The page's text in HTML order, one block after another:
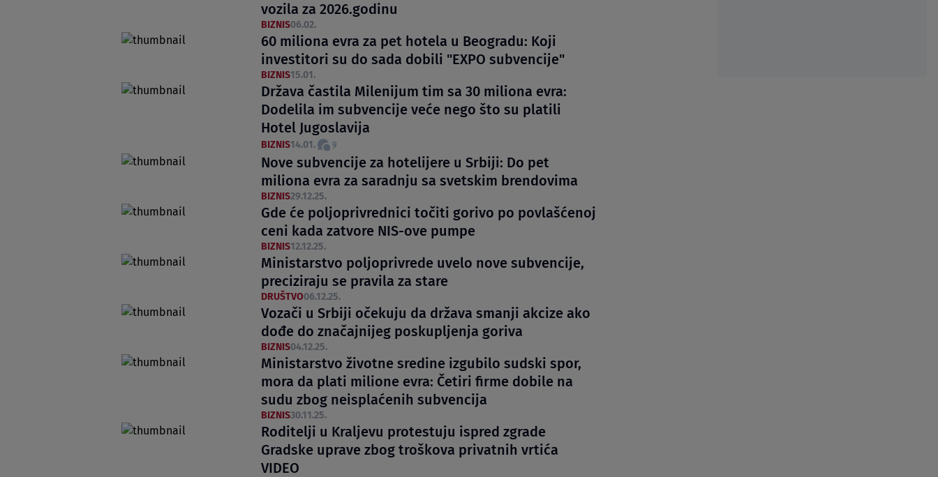
vozila za 2026.godinu
BIZNIS06.02.
60 miliona evra za pet hotela u Beogradu: Koji
investitori su do sada dobili "EXPO subvencije"
BIZNIS15.01.
Država častila Milenijum tim sa 30 miliona evra:
Dodelila im subvencije veće nego što su platili
Hotel Jugoslavija
BIZNIS14.01. 9
Nove subvencije za hotelijere u Srbiji: Do pet
miliona evra za saradnju sa svetskim brendovima
BIZNIS29.12.25.
Gde će poljoprivrednici točiti gorivo po povlašćenoj
ceni kada zatvore NIS-ove pumpe
BIZNIS12.12.25.
Ministarstvo poljoprivrede uvelo nove subvencije,
preciziraju se pravila za stare
DRUŠTVO06.12.25.
Vozači u Srbiji očekuju da država smanji akcize ako
dođe do značajnijeg poskupljenja goriva
BIZNIS04.12.25.
Ministarstvo životne sredine izgubilo sudski spor,
mora da plati milione evra: Četiri firme dobile na
sudu zbog neisplaćenih subvencija
BIZNIS30.11.25.
Roditelji u Kraljevu protestuju ispred zgrade
Gradske uprave zbog troškova privatnih vrtića
VIDEO